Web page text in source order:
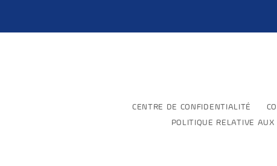
CENTRE DE CONFIDENTIALITÉ
POLITIQUE RELATIVE AUX